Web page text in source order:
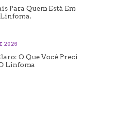
Para Quem Está Em
2026
O Que Você Preci
Linfoma